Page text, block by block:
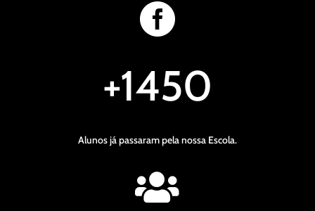

+1450
Alunos já passaram pela nossa Escola.
